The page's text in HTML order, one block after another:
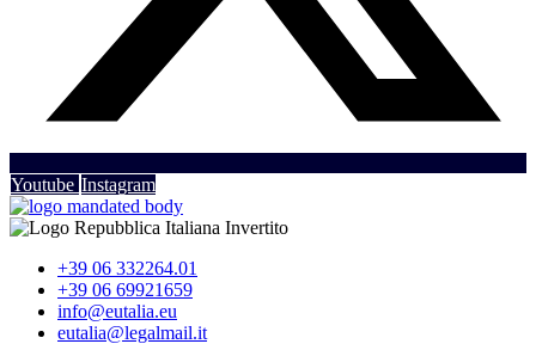
Youtube Instagram
+39 06 332264.01
+39 06 69921659
info@eutalia.eu
eutalia@legalmail.it